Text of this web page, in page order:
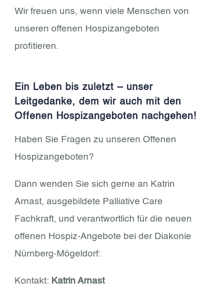
Wir freuen uns, wenn viele Menschen von
unseren offenen Hospizangeboten
profitieren.
Ein Leben bis zuletzt – unser
Leitgedanke, dem wir auch mit den
Offenen Hospizangeboten nachgehen!
Haben Sie Fragen zu unseren Offenen
Hospizangeboten?
Dann wenden Sie sich gerne an Katrin
Arnast, ausgebildete Palliative Care
Fachkraft, und verantwortlich für die neuen
offenen Hospiz-Angebote bei der Diakonie
Nürnberg-Mögeldorf:
Kontakt: Katrin Arnast